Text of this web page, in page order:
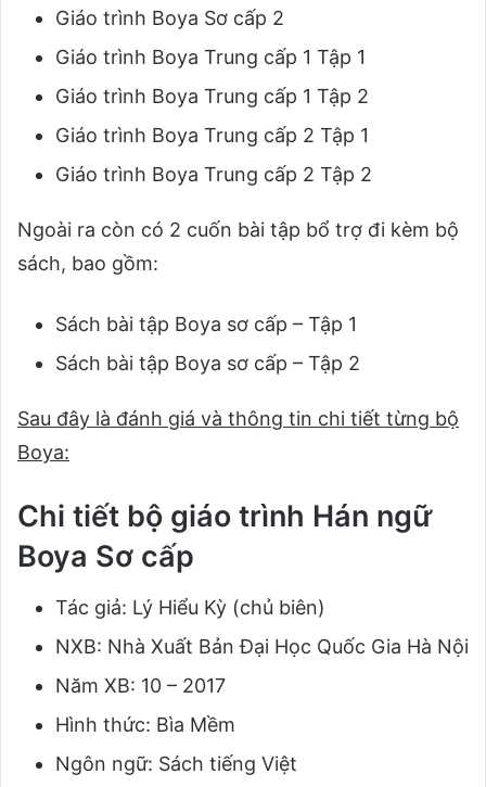
Giáo trình Boya Sơ cấp 2
Giáo trình Boya Trung cấp 1 Tập 1
Giáo trình Boya Trung cấp 1 Tập 2
Giáo trình Boya Trung cấp 2 Tập 1
Giáo trình Boya Trung cấp 2 Tập 2
Ngoài ra còn có 2 cuốn bài tập bổ trợ đi kèm bộ
sách, bao gồm:
Sách bài tập Boya sơ cấp – Tập 1
Sách bài tập Boya sơ cấp – Tập 2
Sau đây là đánh giá và thông tin chi tiết từng bộ
Boya:
Chi tiết bộ giáo trình Hán ngữ
Boya Sơ cấp
Tác giả: Lý Hiểu Kỳ (chủ biên)
NXB: Nhà Xuất Bản Đại Học Quốc Gia Hà Nội
Năm XB: 10 – 2017
Hình thức: Bìa Mềm
Ngôn ngữ: Sách tiếng Việt